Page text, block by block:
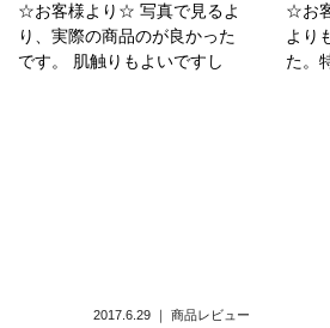
☆お客様より☆ 写真で見るよ
り、実際の商品のが良かった
です。 肌触りもよいですし
☆お
より
た。
2017.6.29 ｜ 商品レビュー